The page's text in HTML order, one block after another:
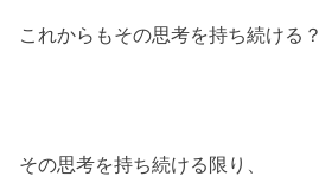
これからもその思考を持ち続ける？
その思考を持ち続ける限り、